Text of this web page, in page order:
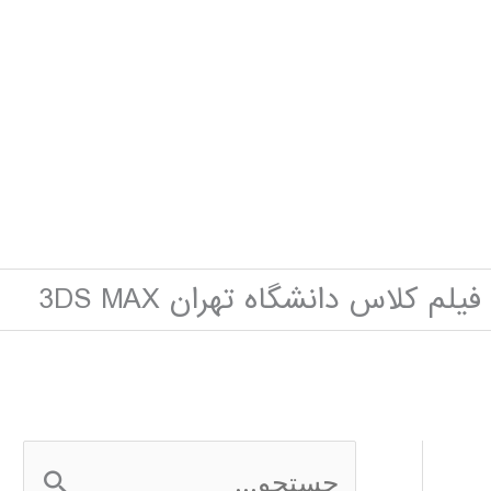
فیلم کلاس دانشگاه تهران 3DS MAX